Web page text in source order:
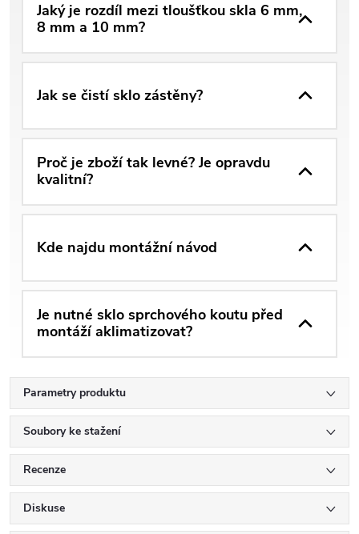
Jaký je rozdíl mezi tloušťkou skla 6 mm,
8 mm a 10 mm?
Jak se čistí sklo zástěny?
Proč je zboží tak levné? Je opravdu
kvalitní?
Kde najdu montážní návod
Je nutné sklo sprchového koutu před
montáží aklimatizovat?
Parametry produktu
Soubory ke stažení
Recenze
Diskuse